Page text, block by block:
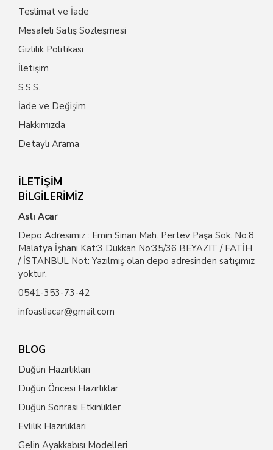
Teslimat ve İade
Mesafeli Satış Sözleşmesi
Gizlilik Politikası
İletişim
S.S.S.
İade ve Değişim
Hakkımızda
Detaylı Arama
İLETİŞİM
BİLGİLERİMİZ
Aslı Acar
Depo Adresimiz : Emin Sinan Mah. Pertev Paşa Sok. No:8
Malatya İşhanı Kat:3 Dükkan No:35/36 BEYAZIT / FATİH
/ İSTANBUL Not: Yazılmış olan depo adresinden satışımız
yoktur.
0541-353-73-42
infoasliacar@gmail.com
BLOG
Düğün Hazırlıkları
Düğün Öncesi Hazırlıklar
Düğün Sonrası Etkinlikler
Evlilik Hazırlıkları
Gelin Ayakkabısı Modelleri